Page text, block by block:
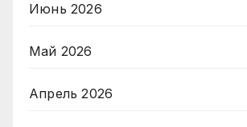
Июнь 2026
Май 2026
Апрель 2026